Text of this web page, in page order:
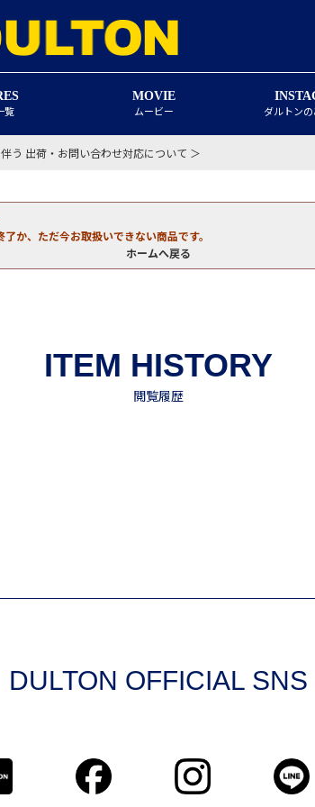
覧
MOVIE
ムービー ダルトン
う 出荷・お問い合わせ対応について ＞
か、ただ今お取扱いできない商品です。
ホームへ戻る
DULTON OFFICIAL SNS